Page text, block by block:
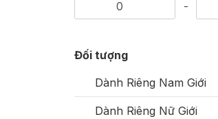
-
Đối tượng
Dành Riêng Nam Giới
Dành Riêng Nữ Giới